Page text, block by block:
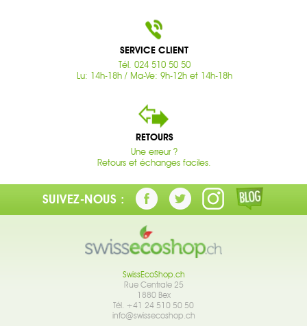
SERVICE CLIENT
Tél. 024 510 50 50
Lu: 14h-18h / Ma-Ve: 9h-12h et 14h-18h
RETOURS
Une erreur ?
Retours et échanges faciles.
SUIVEZ-NOUS :
SwissEcoShop.ch
Rue Centrale 25
1880 Bex
Tél. +41 24 510 50 50
info@swissecoshop.ch